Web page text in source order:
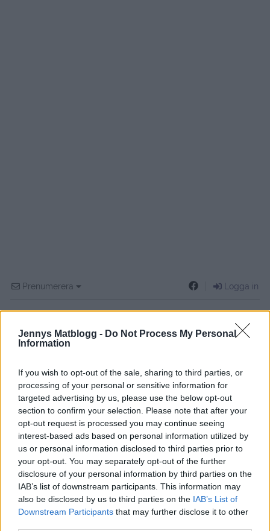
Jennys Matblogg - Do Not Process My Personal
Information
If you wish to opt-out of the sale, sharing to third parties, or
processing of your personal or sensitive information for
targeted advertising by us, please use the below opt-out
section to confirm your selection. Please note that after your
opt-out request is processed you may continue seeing
interest-based ads based on personal information utilized by
us or personal information disclosed to third parties prior to
your opt-out. You may separately opt-out of the further
disclosure of your personal information by third parties on the
IAB’s list of downstream participants. This information may
also be disclosed by us to third parties on the IAB’s List of
Downstream Participants that may further disclose it to other
Prenumerera Logga in
COMMENTS
äldsta
Lina
11 år sedan
Mums !!